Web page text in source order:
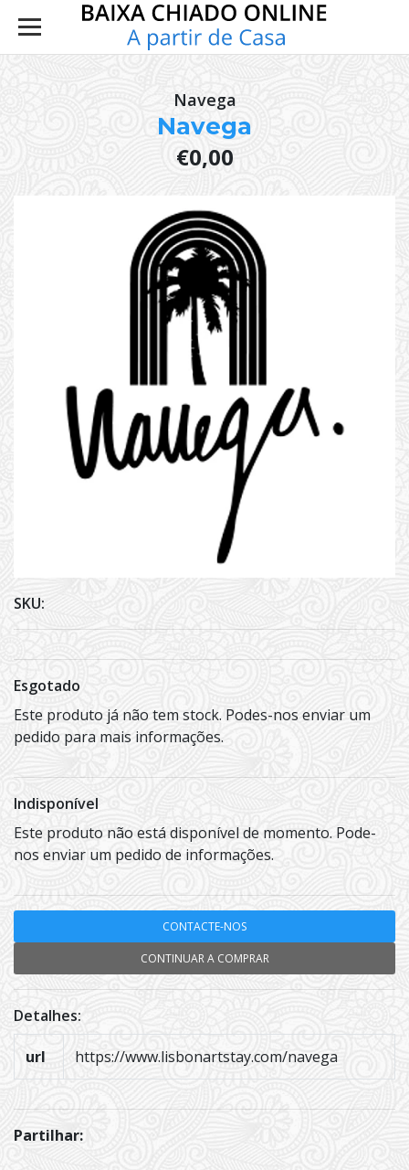
Navega
Navega
€0,00
SKU:
Esgotado
Este produto já não tem stock. Podes-nos enviar um
pedido para mais informações.
Indisponível
Este produto não está disponível de momento. Pode-
nos enviar um pedido de informações.
CONTACTE-NOS
CONTINUAR A COMPRAR
Detalhes:
url https://www.lisbonartstay.com/navega
Partilhar: